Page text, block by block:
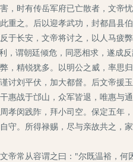
，时有传岳军府已亡散者，文帝
重之。后以迎孝武功，封都昌县
长安，文帝将讨之，以人马疲
，谓朝廷倾危，同恶相求，遂成
，精锐犹多。以明公之威，率
讨刘平伏，加大都督。后文帝援
战于邙山，众军皆退，唯惠与
孝闵践阼，拜小司空。保定五年
。所得禄赐，尽与亲故共之，
常从容谓之曰："尔既温裕，何